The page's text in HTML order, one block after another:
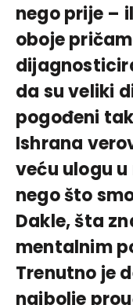
nego prije –
oboje
da su veliki
pogođeni
Ishrana
veću ulogu
nego što
Dakle, šta
mentalnim
Trenutno je
najbolje